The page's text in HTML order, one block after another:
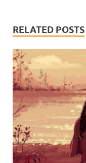
RELATED POSTS